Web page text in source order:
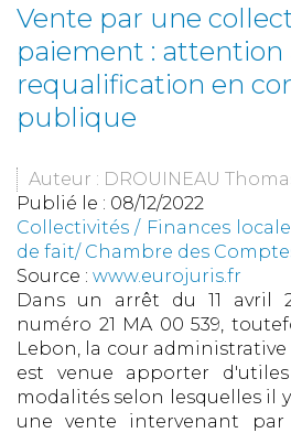
Vente par une
paiement : attention
requalification en
publique
Auteur : DROUINEAU
Publié le : 08/12/2022
Collectivités / Finances
de fait/ Chambre des
Source : www.eurojuris.fr
Dans un arrêt du 11 avril
numéro 21 MA 00 539,
Lebon, la cour
est venue apporter
modalités selon lesquelles il
une vente intervenant